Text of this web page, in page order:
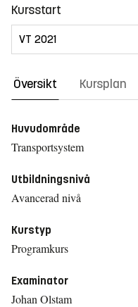
Kursstart
Översikt Kursplan
Huvudområde
Transportsystem
Utbildningsnivå
Avancerad nivå
Kurstyp
Programkurs
Examinator
Johan Olstam